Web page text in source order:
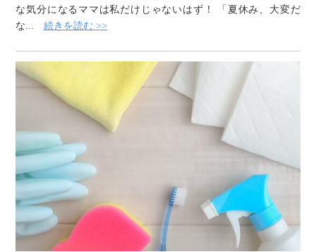
な気分になるママは私だけじゃないはず！ 「夏休み、大変だ
な...続きを読む >>